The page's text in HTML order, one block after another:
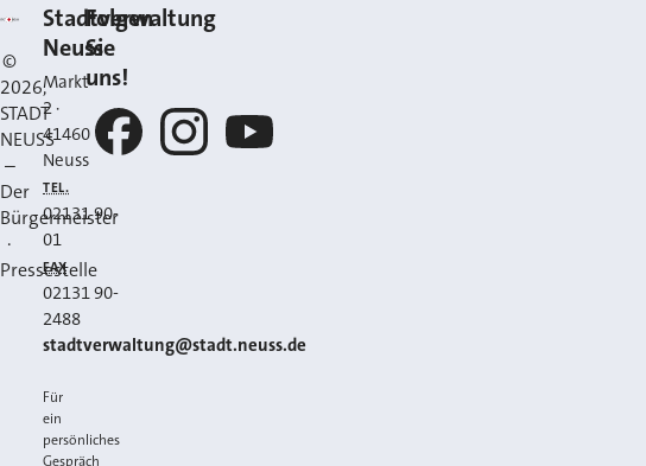
Stadt Neuss
©
2026,
STADT
NEUSS
–
Der
Bürgermeister
·
Pressestelle
Kontakt
Stadtverwaltung
Neuss
Markt
2 ·
41460
Neuss
TEL.
02131 90-
01
FAX
02131 90-
2488
E-MAIL
stadtverwaltung@stadt.neuss.de
Für
ein
persönliches
Gespräch
Folgen
Sie
uns!